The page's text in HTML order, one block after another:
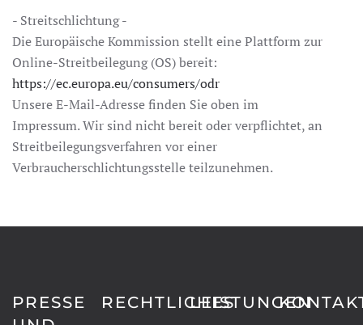
- Streitschlichtung -
Die Europäische Kommission stellt eine Plattform zur
Online-Streitbeilegung (OS) bereit:
https://ec.europa.eu/consumers/odr
Unsere E-Mail-Adresse finden Sie oben im
Impressum. Wir sind nicht bereit oder verpflichtet, an
Streitbeilegungsverfahren vor einer
Verbraucherschlichtungsstelle teilzunehmen.
PRESSE
RECHTLICHESLEISTUNGEN